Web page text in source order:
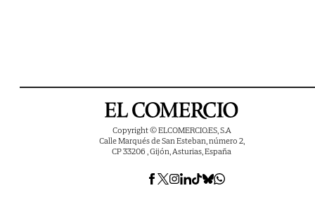
Copyright © ELCOMERCIO.ES, S.A
Calle Marqués de San Esteban, número 2,
CP 33206 , Gijón, Asturias, España